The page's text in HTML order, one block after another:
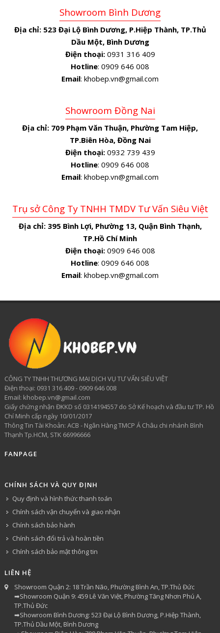
Showroom Bình Dương
Địa chỉ: 523 Đại Lộ Bình Dương, P.Hiệp Thành, TP.Thủ
Dầu Một, Bình Dương
Điện thoại:0931 316 409
Hotline: 0909 646 008
Email: khobep.vn@gmail.com
Showroom Đồng Nai
Địa chỉ: 709 Phạm Văn Thuận, Phường Tam Hiệp,
TP.Biên Hòa, Đồng Nai
Điện thoại:0932 739 439
Hotline: 0909 646 008
Email: khobep.vn@gmail.com
Trụ sở Công Ty TNHH TMDV Tư Vấn Siêu Việt
Địa chỉ: 395 Bình Lợi, Phường 13, Quận Bình Thạnh,
TP.Hồ Chí Minh
Điện thoại:0909 646 008
Hotline: 0909 646 008
Email: khobep.vn@gmail.com
CÔNG TY TNHH THƯƠNG MẠI DỊCH VỤ TƯ VẤN SIÊU VIỆT
​Điện thoại: 0931 316 409 - 0909 646 008
Email: khobep.vn@gmail.com
Giấy chứng nhận ĐKKD số 0314194557 do Sở Kế hoạch và đầu tư TP. Hồ
Chí Minh cấp ngày 10/01/2017
Thông Tin Tài Khoản: ACB - Ngân Hàng TMCP Á Châu chi nhánh Bình
Thạnh Tp.HCM, STK 66996666
FANPAGE
CHÍNH SÁCH VÀ QUY ĐỊNH
Quy định và hình thức thanh toán
Chính sách vận chuyển và giao nhận
Chính sách bảo hành
Chính sách đổi trả và hoàn tiền
Chính sách bảo mật thông tin
LIÊN HỆ
Showroom Quận 2: 18 Trần Não, Phường Bình An, TP.Thủ Đức
➡Showroom Quận 9: 459 Lê Văn Việt, Phường Tăng Nhơn Phú A,
TP.Thủ Đức
➡Showroom Bình Dương: 523 Đại Lộ Bình Dương, P.Hiệp Thành,
TP.Thủ Dầu Một, Bình Dương